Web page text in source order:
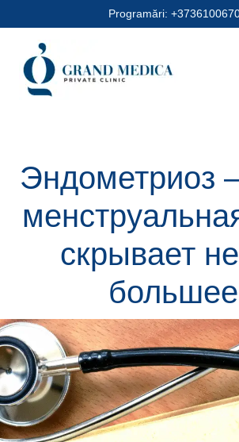
к
содержимому
Programări:
Эндометриоз
скрывает
большее